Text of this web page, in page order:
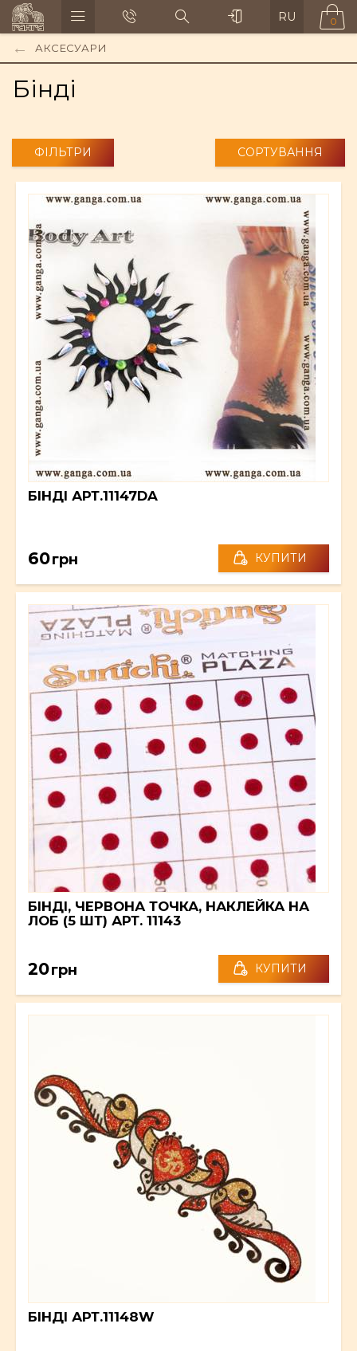
RU 0
АКСЕСУАРИ
Бінді
ФІЛЬТРИ СОРТУВАННЯ
БІНДІ АРТ.11147DA
60грн КУПИТИ
БІНДІ, ЧЕРВОНА ТОЧКА, НАКЛЕЙКА НА
ЛОБ (5 ШТ) АРТ. 11143
20грн КУПИТИ
БІНДІ АРТ.11148W